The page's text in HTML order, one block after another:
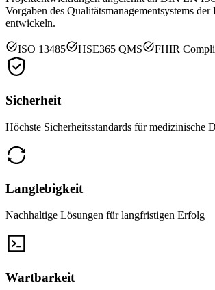
Vorgaben des Qualitätsmanagementsystems
entwickeln.
ISO 13485 HSE365 QMS FHIR
Sicherheit
Höchste Sicherheitsstandards für medizinische
Langlebigkeit
Nachhaltige Lösungen für langfristigen Erfolg
Wartbarkeit